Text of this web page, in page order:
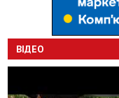
ВІДЕО